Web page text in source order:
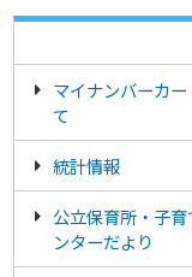
マイナンバーカ
て
統計情報
公立保育所・子
ンターだより